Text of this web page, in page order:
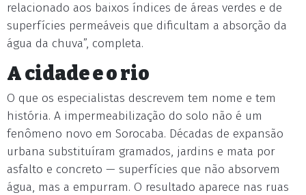
relacionado aos baixos índices de áreas verdes e de
superfícies permeáveis que dificultam a absorção da
água da chuva”, completa.
A cidade e o rio
O que os especialistas descrevem tem nome e tem
história. A impermeabilização do solo não é um
fenômeno novo em Sorocaba. Décadas de expansão
urbana substituíram gramados, jardins e mata por
asfalto e concreto — superfícies que não absorvem
água, mas a empurram. O resultado aparece nas ruas